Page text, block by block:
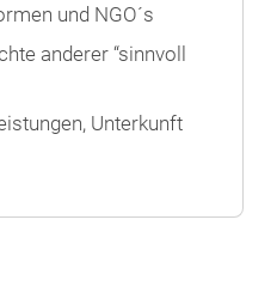
und NGO´s
anderer “sinnvoll
Unterkunft